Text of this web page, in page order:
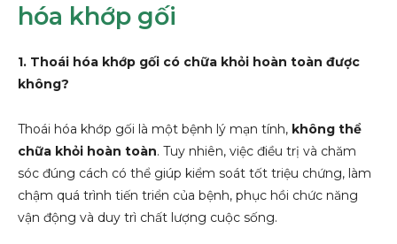
hóa khớp gối
1. Thoái hóa khớp gối có chữa khỏi hoàn toàn được
không?
Thoái hóa khớp gối là một bệnh lý mạn tính, không thể
chữa khỏi hoàn toàn. Tuy nhiên, việc điều trị và chăm
sóc đúng cách có thể giúp kiểm soát tốt triệu chứng, làm
chậm quá trình tiến triển của bệnh, phục hồi chức năng
vận động và duy trì chất lượng cuộc sống.